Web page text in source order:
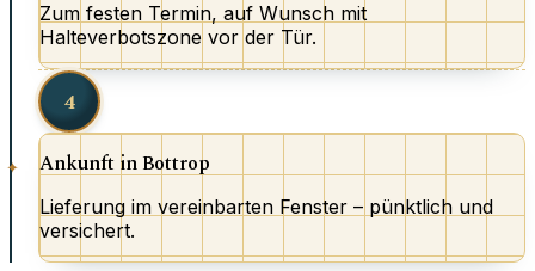
Zum festen Termin, auf Wunsch mit
Halteverbotszone vor der Tür.
4
Ankunft in Bottrop
Lieferung im vereinbarten Fenster – pünktlich und
versichert.